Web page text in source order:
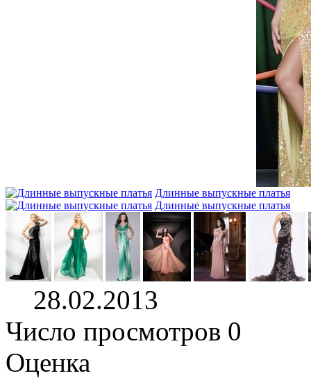
Длинные выпускные платья
Длинные выпускные платья
28.02.2013
Число просмотров 0
Оценка